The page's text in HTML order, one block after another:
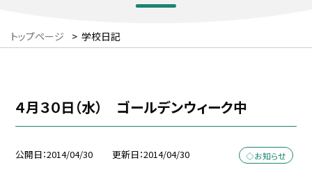
トップページ > 学校日記
４月３０日（水） ゴールデンウィーク中
公開日 2014/04/30 更新日 2014/04/30 ◇お知らせ